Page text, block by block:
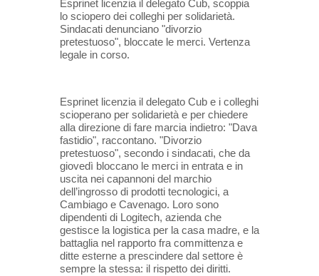
Esprinet licenzia il delegato Cub, scoppia
lo sciopero dei colleghi per solidarietà.
Sindacati denunciano "divorzio
pretestuoso", bloccate le merci. Vertenza
legale in corso.
Esprinet licenzia il delegato Cub e i colleghi
scioperano per solidarietà e per chiedere
alla direzione di fare marcia indietro: "Dava
fastidio", raccontano. "Divorzio
pretestuoso", secondo i sindacati, che da
giovedì bloccano le merci in entrata e in
uscita nei capannoni del marchio
dell’ingrosso di prodotti tecnologici, a
Cambiago e Cavenago. Loro sono
dipendenti di Logitech, azienda che
gestisce la logistica per la casa madre, e la
battaglia nel rapporto fra committenza e
ditte esterne a prescindere dal settore è
sempre la stessa: il rispetto dei diritti.